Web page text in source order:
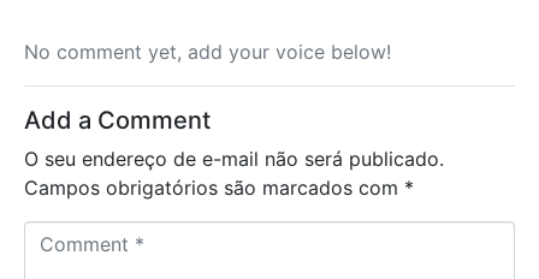
No comment yet, add your voice below!
Add a Comment
O seu endereço de e-mail não será publicado.
Campos obrigatórios são marcados com *